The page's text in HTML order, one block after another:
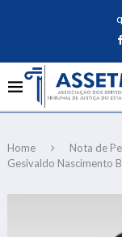
Home Nota de
Gesivaldo Nascimento